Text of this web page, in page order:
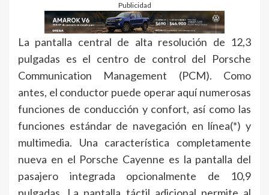
Publicidad
La pantalla central de alta resolución de 12,3
pulgadas es el centro de control del Porsche
Communication Management (PCM). Como
antes, el conductor puede operar aquí numerosas
funciones de conducción y confort, así como las
funciones estándar de navegación en línea(*) y
multimedia. Una característica completamente
nueva en el Porsche Cayenne es la pantalla del
pasajero integrada opcionalmente de 10,9
pulgadas. La pantalla táctil adicional permite al